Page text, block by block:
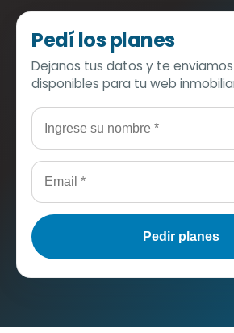
Pedí los planes
Dejanos tus datos y te
disponibles para tu web